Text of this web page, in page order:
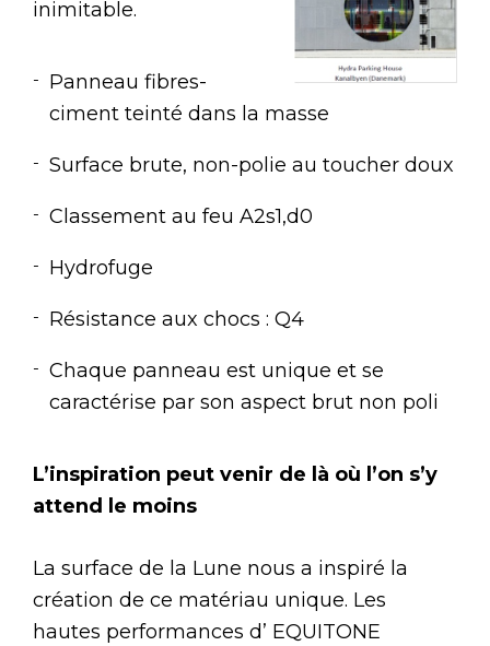
inimitable.
Panneau fibres-
ciment teinté dans la masse
Surface brute, non-polie au toucher doux
Classement au feu A2s1,d0
Hydrofuge
Résistance aux chocs : Q4
Chaque panneau est unique et se
caractérise par son aspect brut non poli
L’inspiration peut venir de là où l’on s’y
attend le moins
La surface de la Lune nous a inspiré la
création de ce matériau unique. Les
hautes performances d’ EQUITONE